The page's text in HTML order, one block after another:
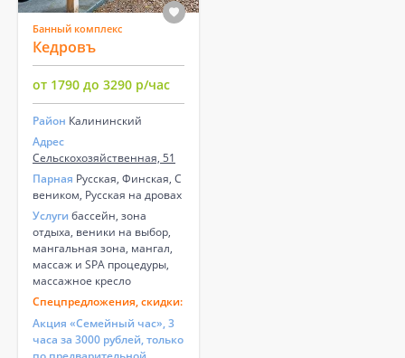
Банный комплекс
Кедровъ
от 1790 до 3290 р/час
Район Калининский
Адрес
Сельскохозяйственная, 51
Парная Русская, Финская, С
веником, Русская на дровах
Услуги бассейн, зона
отдыха, веники на выбор,
мангальная зона, мангал,
массаж и SPA процедуры,
массажное кресло
Спецпредложения, скидки:
Акция «Семейный час», 3
часа за 3000 рублей, только